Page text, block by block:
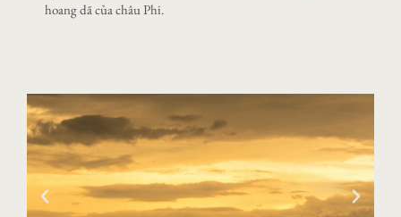
hoang dã của châu Phi.